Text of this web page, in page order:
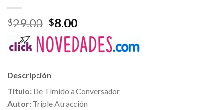
$29.00 $8.00
Descripción
Titulo: De Tímido a Conversador
Autor: Triple Atracción